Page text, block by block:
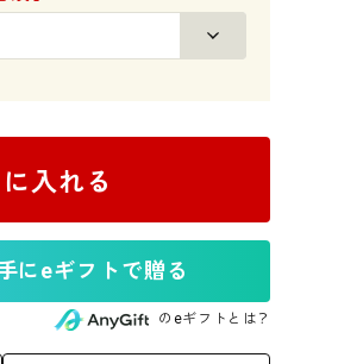
入れる
にeギフトで贈る
のeギフトとは？